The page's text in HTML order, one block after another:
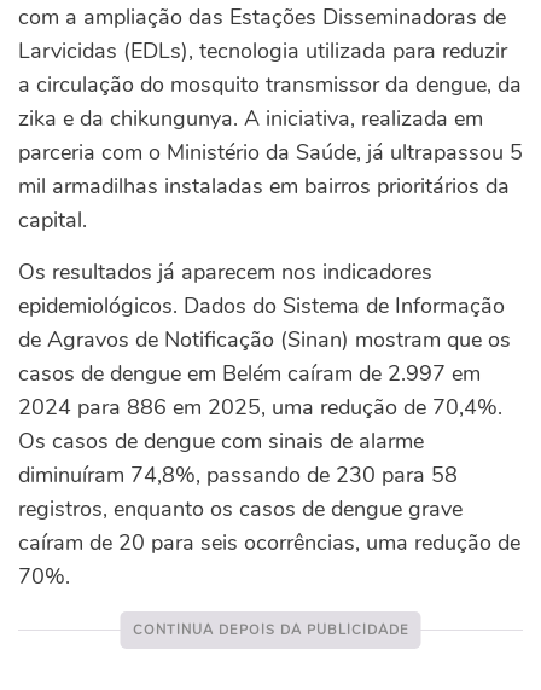
com a ampliação das Estações Disseminadoras de
Larvicidas (EDLs), tecnologia utilizada para reduzir
a circulação do mosquito transmissor da dengue, da
zika e da chikungunya. A iniciativa, realizada em
parceria com o Ministério da Saúde, já ultrapassou 5
mil armadilhas instaladas em bairros prioritários da
capital.
Os resultados já aparecem nos indicadores
epidemiológicos. Dados do Sistema de Informação
de Agravos de Notificação (Sinan) mostram que os
casos de dengue em Belém caíram de 2.997 em
2024 para 886 em 2025, uma redução de 70,4%.
Os casos de dengue com sinais de alarme
diminuíram 74,8%, passando de 230 para 58
registros, enquanto os casos de dengue grave
caíram de 20 para seis ocorrências, uma redução de
70%.